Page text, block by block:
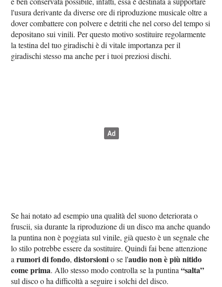
l'usura derivante da diverse ore di riproduzione musicale oltre a
dover combattere con polvere e detriti che nel corso del tempo si
depositano sui vinili. Per questo motivo sostituire regolarmente
la testina del tuo giradischi è di vitale importanza per il
giradischi stesso ma anche per i tuoi preziosi dischi.
Se hai notato ad esempio una qualità del suono deteriorata o
fruscii, sia durante la riproduzione di un disco ma anche quando
la puntina non è poggiata sul vinile, già questo è un segnale che
lo stilo potrebbe essere da sostituire. Quindi fai bene attenzione
arumori di fondo,distorsionio se l'audio non è più nitido
come prima. Allo stesso modo controlla se la puntina“salta”
sul disco o ha difficoltà a seguire i solchi del disco.